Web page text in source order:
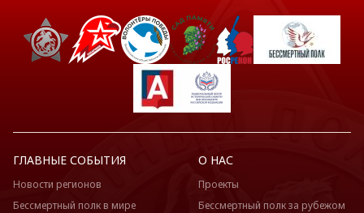
ГЛАВНЫЕ СОБЫТИЯ
Новости регионов
Бессмертный полк в мире
О НАС
Проекты
Бессмертный полк за рубежом